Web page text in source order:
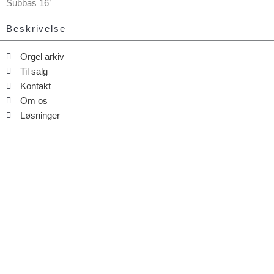
Subbas 16’
Beskrivelse
Orgel arkiv
Til salg
Kontakt
Om os
Løsninger